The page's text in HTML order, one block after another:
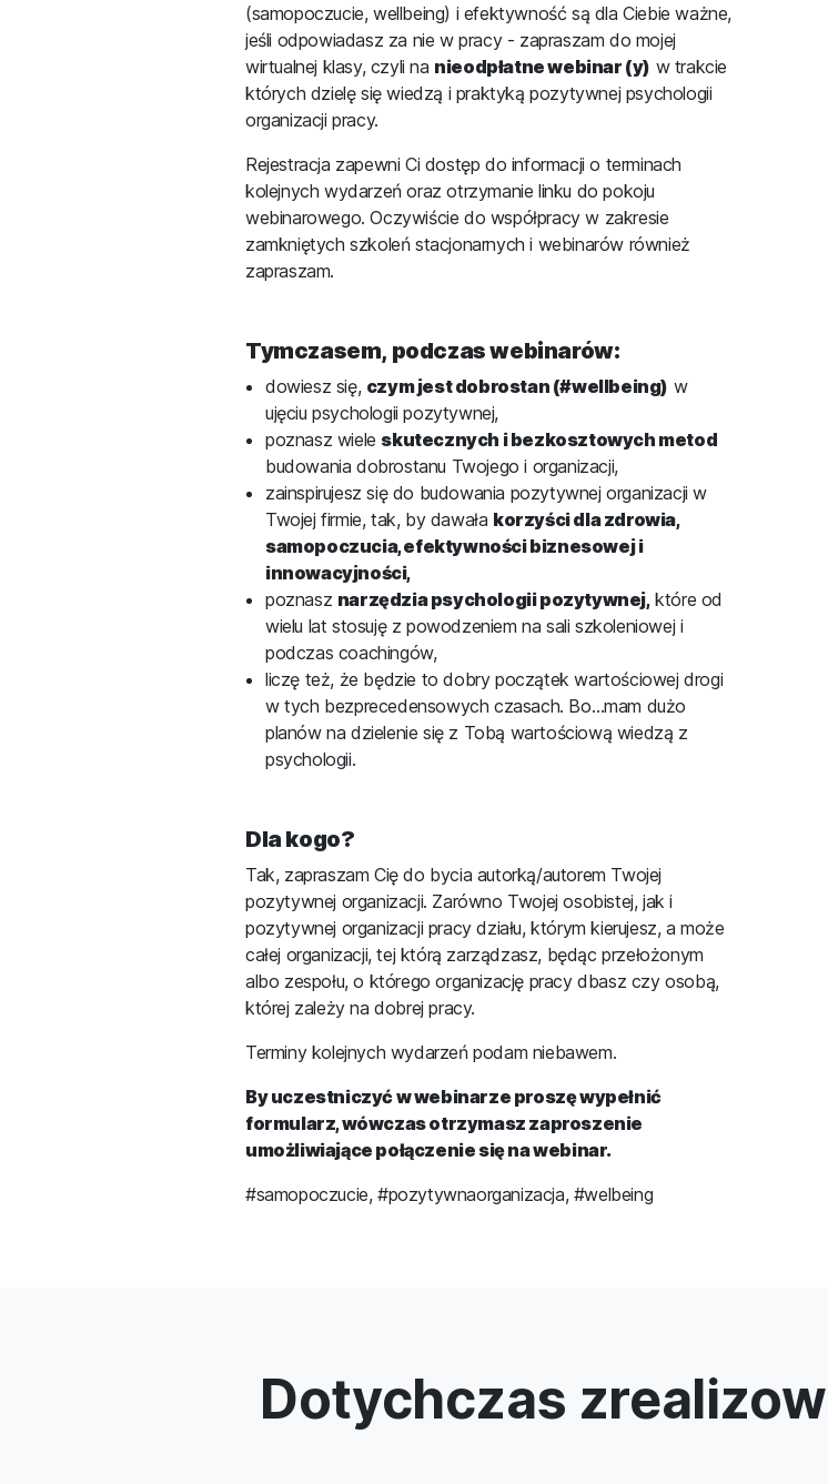
(samopoczucie, wellbeing) i efektywność są dla Ciebie ważne,
jeśli odpowiadasz za nie w pracy - zapraszam do mojej
wirtualnej klasy, czyli na nieodpłatne webinar (y) w trakcie
których dzielę się wiedzą i praktyką pozytywnej psychologii
organizacji pracy.
Rejestracja zapewni Ci dostęp do informacji o terminach
kolejnych wydarzeń oraz otrzymanie linku do pokoju
webinarowego. Oczywiście do współpracy w zakresie
zamkniętych szkoleń stacjonarnych i webinarów również
zapraszam.
Tymczasem, podczas webinarów:
dowiesz się, czym jest dobrostan (#wellbeing) w
ujęciu psychologii pozytywnej,
poznasz wiele skutecznych i bezkosztowych metod
budowania dobrostanu Twojego i organizacji,
zainspirujesz się do budowania pozytywnej organizacji w
Twojej firmie, tak, by dawała korzyści dla zdrowia,
samopoczucia, efektywności biznesowej i
innowacyjności,
poznasz narzędzia psychologii pozytywnej,które od
wielu lat stosuję z powodzeniem na sali szkoleniowej i
podczas coachingów,
liczę też, że będzie to dobry początek wartościowej drogi
w tych bezprecedensowych czasach. Bo…mam dużo
planów na dzielenie się z Tobą wartościową wiedzą z
psychologii.
Dla kogo?
Tak, zapraszam Cię do bycia autorką/autorem Twojej
pozytywnej organizacji. Zarówno Twojej osobistej, jak i
pozytywnej organizacji pracy działu, którym kierujesz, a może
całej organizacji, tej którą zarządzasz, będąc przełożonym
albo zespołu, o którego organizację pracy dbasz czy osobą,
której zależy na dobrej pracy.
Terminy kolejnych wydarzeń podam niebawem.
By uczestniczyć w webinarze proszę wypełnić
formularz, wówczas otrzymasz zaproszenie
umożliwiające połączenie się na webinar.
#samopoczucie, #pozytywnaorganizacja, #welbeing
Dotychczas